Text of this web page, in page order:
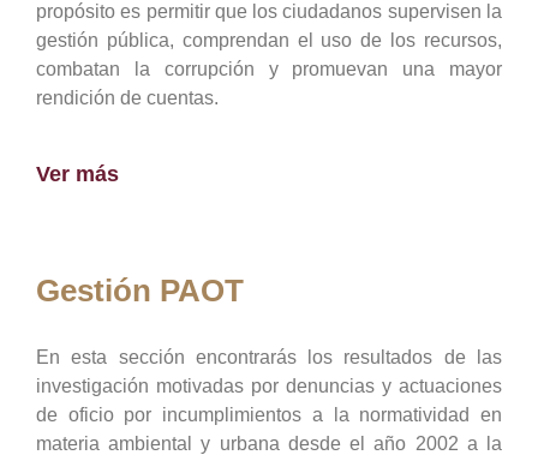
propósito es permitir que los ciudadanos supervisen la
gestión pública, comprendan el uso de los recursos,
combatan la corrupción y promuevan una mayor
rendición de cuentas.
Ver más
Gestión PAOT
En esta sección encontrarás los resultados de las
investigación motivadas por denuncias y actuaciones
de oficio por incumplimientos a la normatividad en
materia ambiental y urbana desde el año 2002 a la